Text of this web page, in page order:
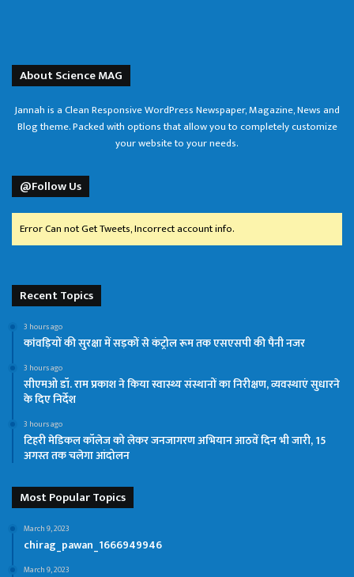
About Science MAG
Jannah is a Clean Responsive WordPress Newspaper, Magazine, News and
Blog theme. Packed with options that allow you to completely customize
your website to your needs.
@Follow Us
Error Can not Get Tweets, Incorrect account info.
Recent Topics
3 hours ago
कांवड़ियों की सुरक्षा में सड़कों से कंट्रोल रूम तक एसएसपी की पैनी नजर
3 hours ago
सीएमओ डॉ. राम प्रकाश ने किया स्वास्थ्य संस्थानों का निरीक्षण, व्यवस्थाएं सुधारने
के दिए निर्देश
3 hours ago
टिहरी मेडिकल कॉलेज को लेकर जनजागरण अभियान आठवें दिन भी जारी, 15
अगस्त तक चलेगा आंदोलन
Most Popular Topics
March 9, 2023
chirag_pawan_1666949946
March 9, 2023